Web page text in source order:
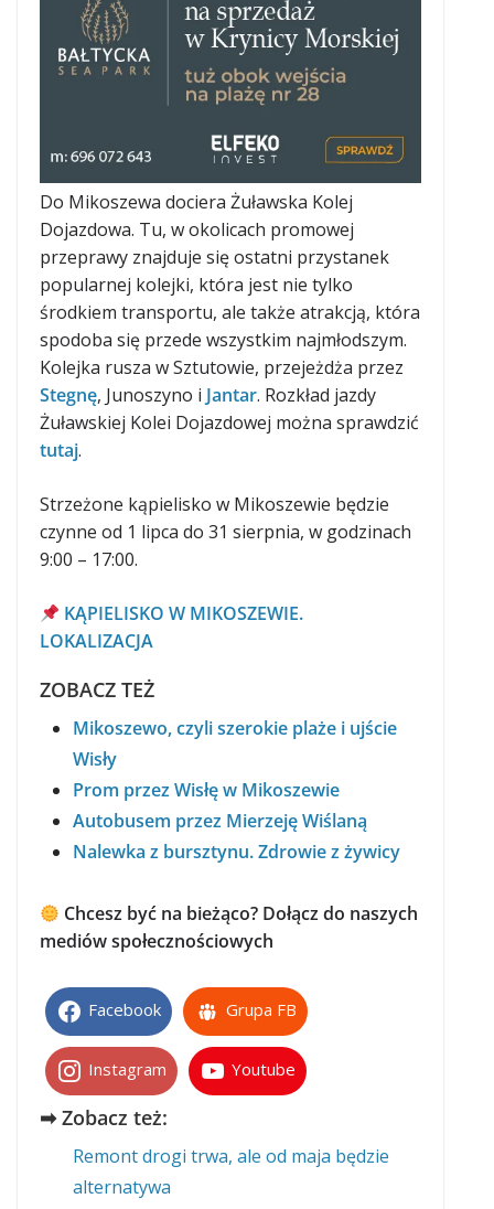
Do Mikoszewa dociera Żuławska Kolej
Dojazdowa. Tu, w okolicach promowej
przeprawy znajduje się ostatni przystanek
popularnej kolejki, która jest nie tylko
środkiem transportu, ale także atrakcją, która
spodoba się przede wszystkim najmłodszym.
Kolejka rusza w Sztutowie, przejeżdża przez
Stegnę, Junoszyno i Jantar. Rozkład jazdy
Żuławskiej Kolei Dojazdowej można sprawdzić
tutaj.
Strzeżone kąpielisko w Mikoszewie będzie
czynne od 1 lipca do 31 sierpnia, w godzinach
9:00 – 17:00.
KĄPIELISKO W MIKOSZEWIE.
LOKALIZACJA
ZOBACZ TEŻ
Mikoszewo, czyli szerokie plaże i ujście
Wisły
Prom przez Wisłę w Mikoszewie
Autobusem przez Mierzeję Wiślaną
Nalewka z bursztynu. Zdrowie z żywicy
Chcesz być na bieżąco? Dołącz do naszych
mediów społecznościowych
Facebook Grupa FB
Instagram Youtube
➡ Zobacz też:
Remont drogi trwa, ale od maja będzie
alternatywa